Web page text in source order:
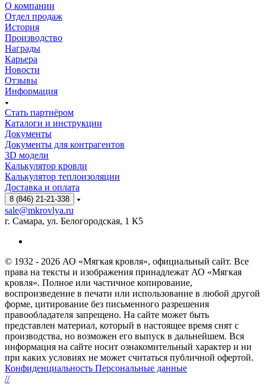
О компании
Отдел продаж
История
Производство
Награды
Карьера
Новости
Отзывы
Информация
Стать партнёром
Каталоги и инструкции
Документы
Документы для контрагентов
3D модели
Калькулятор кровли
Калькулятор теплоизоляции
Доставка и оплата
8 (846) 21-21-338
sale@mkrovlya.ru
г. Самара, ул. Белогородская, 1 К5
© 1932 - 2026 АО «Мягкая кровля», официальный сайт. Все
права на тексты и изображения принадлежат АО «Мягкая
кровля». Полное или частичное копирование,
воспроизведение в печати или использование в любой другой
форме, цитирование без письменного разрешения
правообладателя запрещено. На сайте может быть
представлен материал, который в настоящее время снят с
производства, но возможен его выпуск в дальнейшем. Вся
информация на сайте носит ознакомительный характер и ни
при каких условиях не может считаться публичной офертой.
Конфиденциальность Персональные данные
//